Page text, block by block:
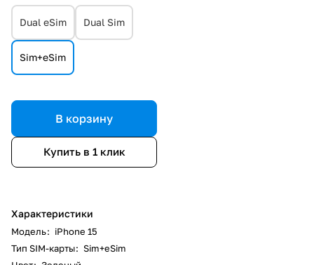
Dual eSim Dual Sim
Sim+eSim
В корзину
Купить в 1 клик
Характеристики
Модель: iPhone 15
Тип SIM-карты: Sim+eSim